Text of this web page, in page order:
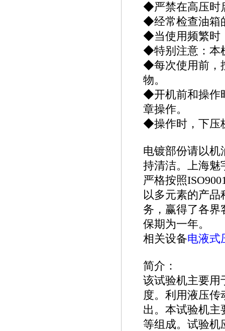
◆严禁在高压时
◆经常检查油箱
◆当使用频繁时
◆特别注意：本
◆每次使用前，
物。
◆开机前和操作
章操作。
◆操作时，下压
电镀部份请以机
持清洁。上海魅
严格按照
以多元素的产
务，赢得了各界
保期为一年。
相关设备电液式
简介：
该试验机主要用
度。利用液压
出。本试验机主
等组成。试验机